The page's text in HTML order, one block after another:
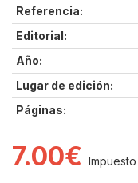
Referencia:
Editorial:
Año:
Lugar de edición:
Páginas:
7.00€